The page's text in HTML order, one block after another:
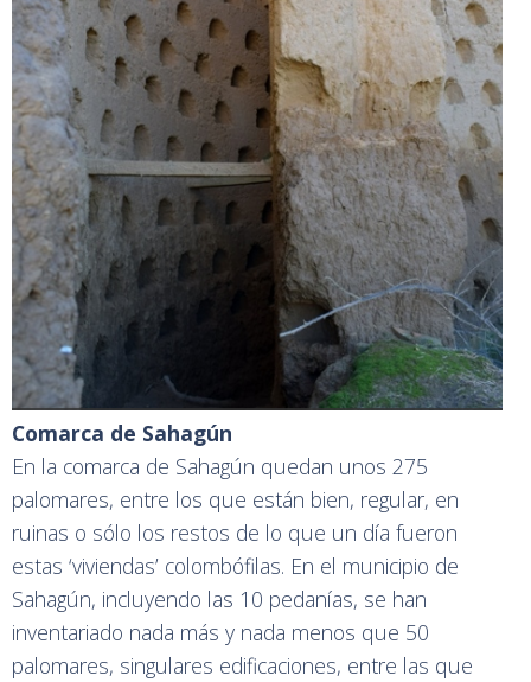
Comarca de Sahagún
En la comarca de Sahagún quedan unos 275
palomares, entre los que están bien, regular, en
ruinas o sólo los restos de lo que un día fueron
estas ‘viviendas’ colombófilas. En el municipio de
Sahagún, incluyendo las 10 pedanías, se han
inventariado nada más y nada menos que 50
palomares, singulares edificaciones, entre las que